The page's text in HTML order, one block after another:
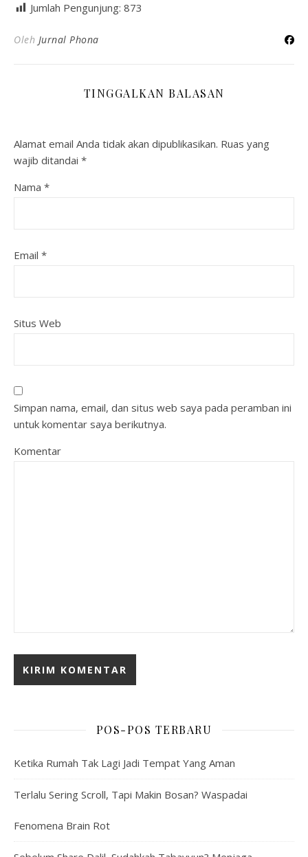
Jumlah Pengunjung: 873
Oleh Jurnal Phona
TINGGALKAN BALASAN
Alamat email Anda tidak akan dipublikasikan. Ruas yang
wajib ditandai *
Nama *
Email *
Situs Web
Simpan nama, email, dan situs web saya pada peramban ini
untuk komentar saya berikutnya.
Komentar
POS-POS TERBARU
Ketika Rumah Tak Lagi Jadi Tempat Yang Aman
Terlalu Sering Scroll, Tapi Makin Bosan? Waspadai
Fenomena Brain Rot